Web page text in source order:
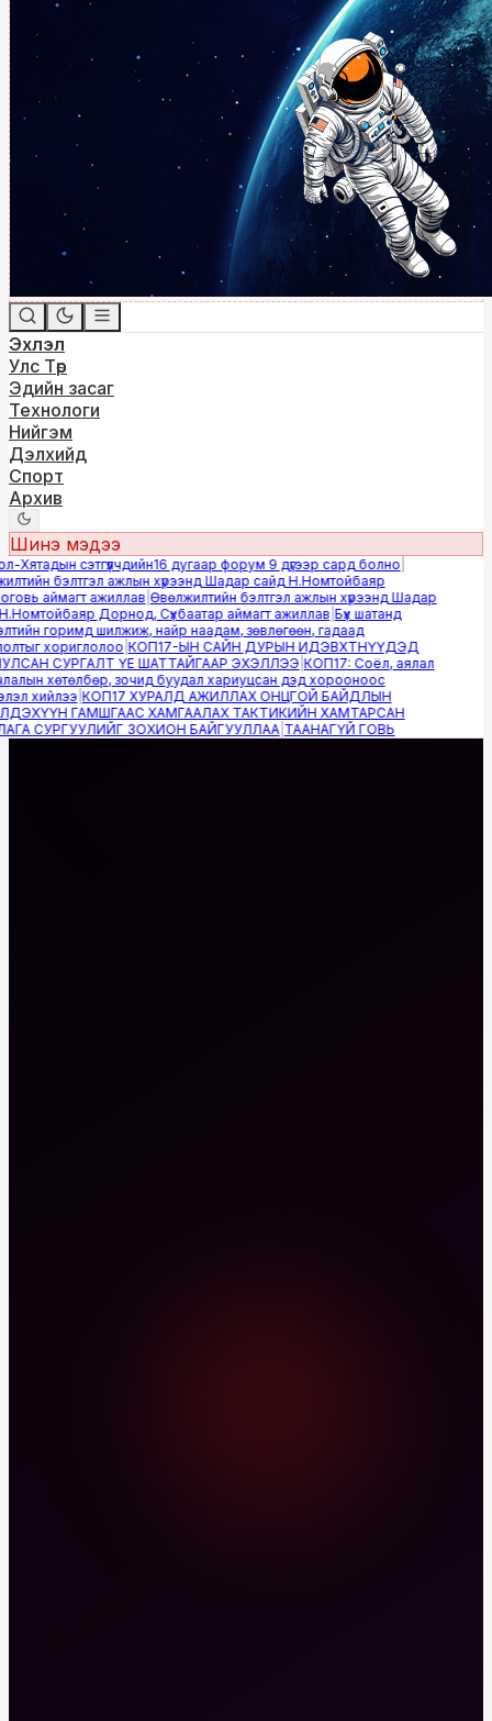
Эхлэл
Улс Төр
Эдийн засаг
Технологи
Нийгэм
Дэлхийд
Спорт
Архив
Шинэ мэдээ
сэтгүүлчдийн16 дугаар форум 9 дүгээр сард болно|
бэлтгэл ажлын хүрээнд Шадар сайд Н.Номтойбаяр
аймагт ажиллав|Өвөлжилтийн бэлтгэл ажлын хүрээнд Шадар
Дорнод, Сүхбаатар аймагт ажиллав|Бүх шатанд
горимд шилжиж, найр наадам, зөвлөгөөн, гадаад
хориглолоо|КОП17-ЫН САЙН ДУРЫН ИДЭВХТНҮҮДЭД
СУРГАЛТ ҮЕ ШАТТАЙГААР ЭХЭЛЛЭЭ|КОП17: Соёл, аялал
хөтөлбөр, зочид буудал хариуцсан дэд хорооноос
хийлээ|КОП17 ХУРАЛД АЖИЛЛАХ ОНЦГОЙ БАЙДЛЫН
ГАМШГААС ХАМГААЛАХ ТАКТИКИЙН ХАМТАРСАН
СУРГУУЛИЙГ ЗОХИОН БАЙГУУЛЛАА|ТААНАГҮЙ ГОВЬ